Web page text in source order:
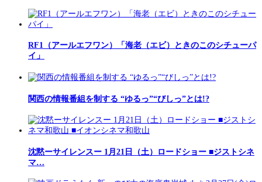
RF1（アールエフワン）「海老（エビ）ときのこのシチューパ
イ」
関西の情報番組を制する “ゆるっ”“びしっ”とは!?
沈黙ーサイレンスー 1月21日（土）ロードショー ■ジストシネ
マ…